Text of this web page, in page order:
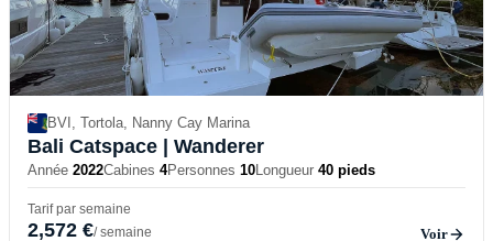
BVI, Tortola, Nanny Cay Marina
Bali Catspace | Wanderer
Année 2022Cabines 4Personnes 10Longueur 40 pieds
Tarif par semaine
2,572 €/ semaine Voir